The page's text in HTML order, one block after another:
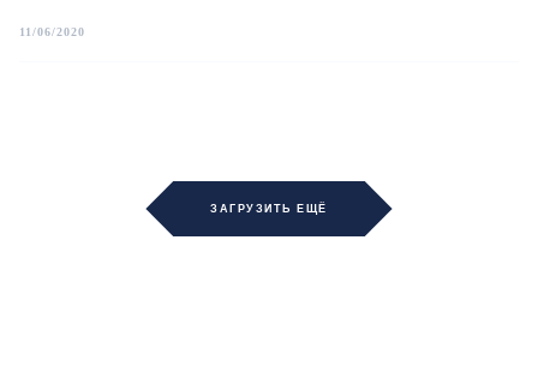
11/06/2020
ЗАГРУЗИТЬ ЕЩЁ